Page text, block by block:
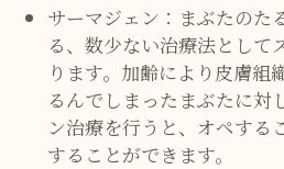
サーマジェン：まぶたのた
る、数少ない治療法として
ります。加齢により皮膚組
るんでしまったまぶたに対
ン治療を行うと、オペする
することができます。